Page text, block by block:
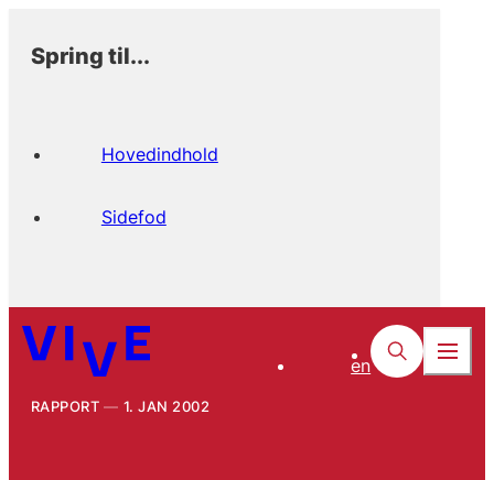
Spring til...
Hovedindhold
Sidefod
en
RAPPORT 1. JAN 2002